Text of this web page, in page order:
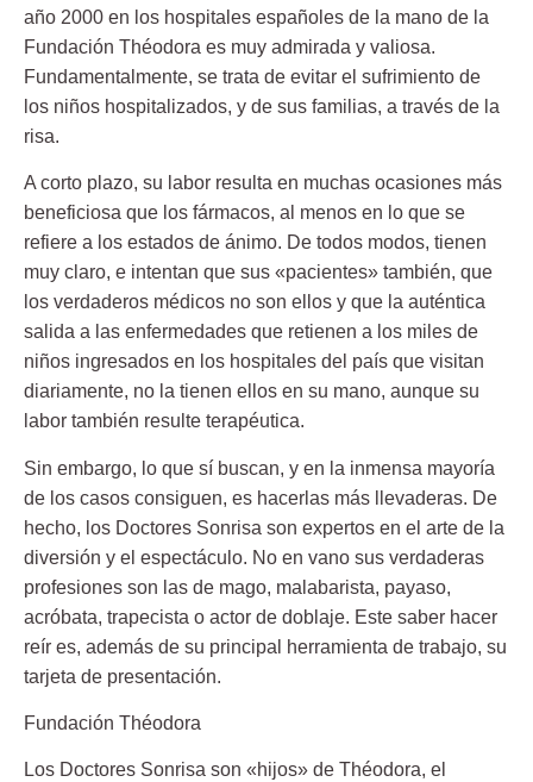
año 2000 en los hospitales españoles de la mano de la
Fundación Théodora es muy admirada y valiosa.
Fundamentalmente, se trata de evitar el sufrimiento de
los niños hospitalizados, y de sus familias, a través de la
risa.
A corto plazo, su labor resulta en muchas ocasiones más
beneficiosa que los fármacos, al menos en lo que se
refiere a los estados de ánimo. De todos modos, tienen
muy claro, e intentan que sus «pacientes» también, que
los verdaderos médicos no son ellos y que la auténtica
salida a las enfermedades que retienen a los miles de
niños ingresados en los hospitales del país que visitan
diariamente, no la tienen ellos en su mano, aunque su
labor también resulte terapéutica.
Sin embargo, lo que sí buscan, y en la inmensa mayoría
de los casos consiguen, es hacerlas más llevaderas. De
hecho, los Doctores Sonrisa son expertos en el arte de la
diversión y el espectáculo. No en vano sus verdaderas
profesiones son las de mago, malabarista, payaso,
acróbata, trapecista o actor de doblaje. Este saber hacer
reír es, además de su principal herramienta de trabajo, su
tarjeta de presentación.
Fundación Théodora
Los Doctores Sonrisa son «hijos» de Théodora, el